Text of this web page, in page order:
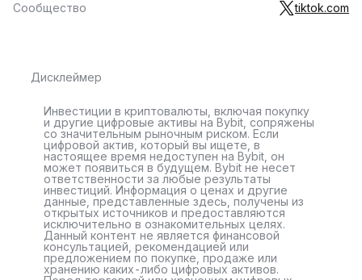
Сообщество
tiktok.com
Дисклеймер
Инвестиции в криптовалюты, включая покупку
и другие цифровые активы на Bybit, сопряжены
со значительным рыночным риском. Если
цифровой актив, который вы ищете, в
настоящее время недоступен на Bybit, он
может появиться в будущем. Bybit не несет
ответственности за любые результаты
инвестиций. Информация о ценах и другие
данные, представленные здесь, получены из
открытых источников и предоставляются
исключительно в ознакомительных целях.
Данный контент не является финансовой
консультацией, рекомендацией или
предложением по покупке, продаже или
хранению каких-либо цифровых активов.